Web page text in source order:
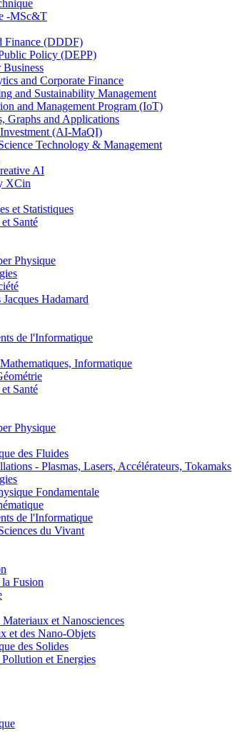
-MSc&T
Finance (DDDF)
Policy (DEPP)
and Corporate Finance
and Sustainability Management
and Management Program (IoT)
Graphs and Applications
(AI-MaQI)
Technology & Management
AI
XCin
et Statistiques
Santé
Physique
Hadamard
de l'Informatique
Informatique
Santé
Physique
des Fluides
- Plasmas, Lasers, Accélérateurs, Tokamaks
Fondamentale
de l'Informatique
du Vivant
Fusion
et Nanosciences
et des Nano-Objets
des Solides
et Energies